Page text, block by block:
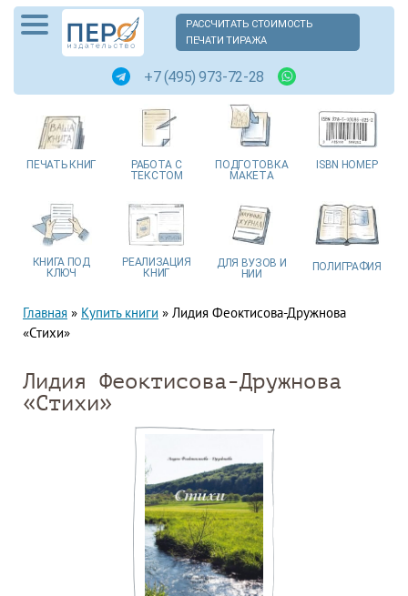
РАССЧИТАТЬ СТОИМОСТЬ
ПЕЧАТИ ТИРАЖА
+7 (495) 973-72-28
ПЕЧАТЬ КНИГ РАБОТА С
ТЕКСТОМ
ПОДГОТОВКА
МАКЕТА
ISBN НОМЕР
КНИГА ПОД
КЛЮЧ
РЕАЛИЗАЦИЯ
КНИГ
ДЛЯ ВУЗОВ И
НИИ
ПОЛИГРАФИЯ
Главная » Купить книги » Лидия Феоктисова-Дружнова
«Стихи»
Лидия Феоктисова-Дружнова
«Стихи»